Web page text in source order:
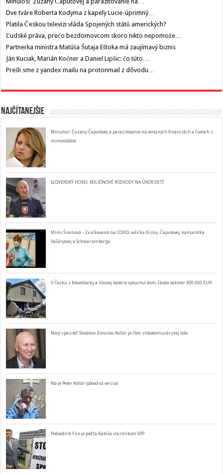
Dve tváre Roberta Kodyma z kapely Lucie-úprimný…
Platila Českou televizi vláda Spojených států amerických?
Ľudské práva, prečo bezdomovcom skoro nikto nepomože…
Partnerka ministra Matúša Šutaja Eštoka má zaujímavý biznis
Ján Kuciak, Marián Kočner a Daniel Lipšic: čo túto…
Prešli sme z yandex mailu na protonmail z dôvodu…
Najčítanejšie
Minulosť Zuzany Čaputovej a parazitovanie na verejných financiách a ľudoch z
mimovládok
SLOVENSKÝ HOKEJ: MILIÓNOVÉ PODVODY NA ÚKOR DETÍ
Mimi Šramová – 2x očkovaná na COVID, volička Kisku, Čaputovej, kamarátka
Vašáryovej a Schwarzenberga
V Česku z fotovoltaiky a lítiovej batérie vybuchol dom, škoda takmer 300 000 EUR
Nový spasiteľ Slovákov Zoroslav Kollár je člen slobodomurárskej lóže
Kto je Peter Kotlár (pôvodná verzia)
Podvodník Fico je podľa Babiša vlastníkom SPP